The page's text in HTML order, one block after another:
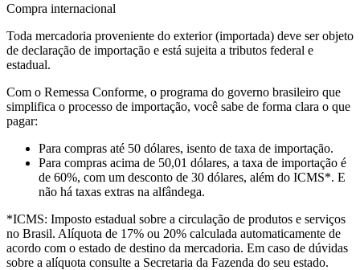
Compra internacional
Toda mercadoria proveniente do exterior (importada) deve ser objeto
de declaração de importação e está sujeita a tributos federal e
estadual.
Com o Remessa Conforme, o programa do governo brasileiro que
simplifica o processo de importação, você sabe de forma clara o que
pagar:
Para compras até 50 dólares, isento de taxa de importação.
Para compras acima de 50,01 dólares, a taxa de importação é
de 60%, com um desconto de 30 dólares, além do ICMS*. E
não há taxas extras na alfândega.
*ICMS: Imposto estadual sobre a circulação de produtos e serviços
no Brasil. Alíquota de 17% ou 20% calculada automaticamente de
acordo com o estado de destino da mercadoria. Em caso de dúvidas
sobre a alíquota consulte a Secretaria da Fazenda do seu estado.